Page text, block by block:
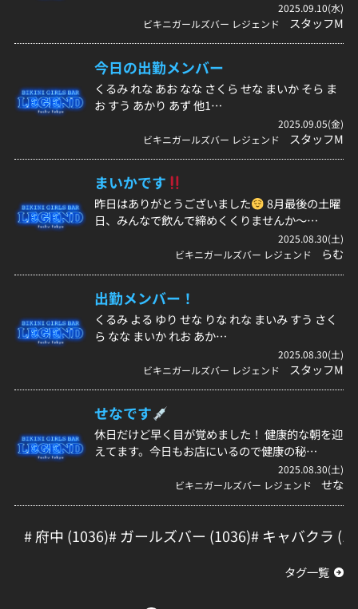
2025.09.10(水)
ビキニガールズバー レジェンド
スタッフM
今日の出勤メンバー
くるみ れな あお なな さくら せな まいか そら ま
お すう あかり あず 他1…
2025.09.05(金)
ビキニガールズバー レジェンド
スタッフM
まいかです
昨日はありがとうございました
8月最後の土曜
日、みんなで飲んで締めくくりませんか〜…
2025.08.30(土)
ビキニガールズバー レジェンド
らむ
出勤メンバー！
くるみ よる ゆり せな りな れな まいみ すう さく
ら なな まいか れお あか…
2025.08.30(土)
ビキニガールズバー レジェンド
スタッフM
せなです
休日だけど早く目が覚めました！ 健康的な朝を迎
えてます。今日もお店にいるので健康の秘…
2025.08.30(土)
ビキニガールズバー レジェンド
せな
# 府中 (1036)# ガールズバー (1036)# キャバクラ
タグ一覧